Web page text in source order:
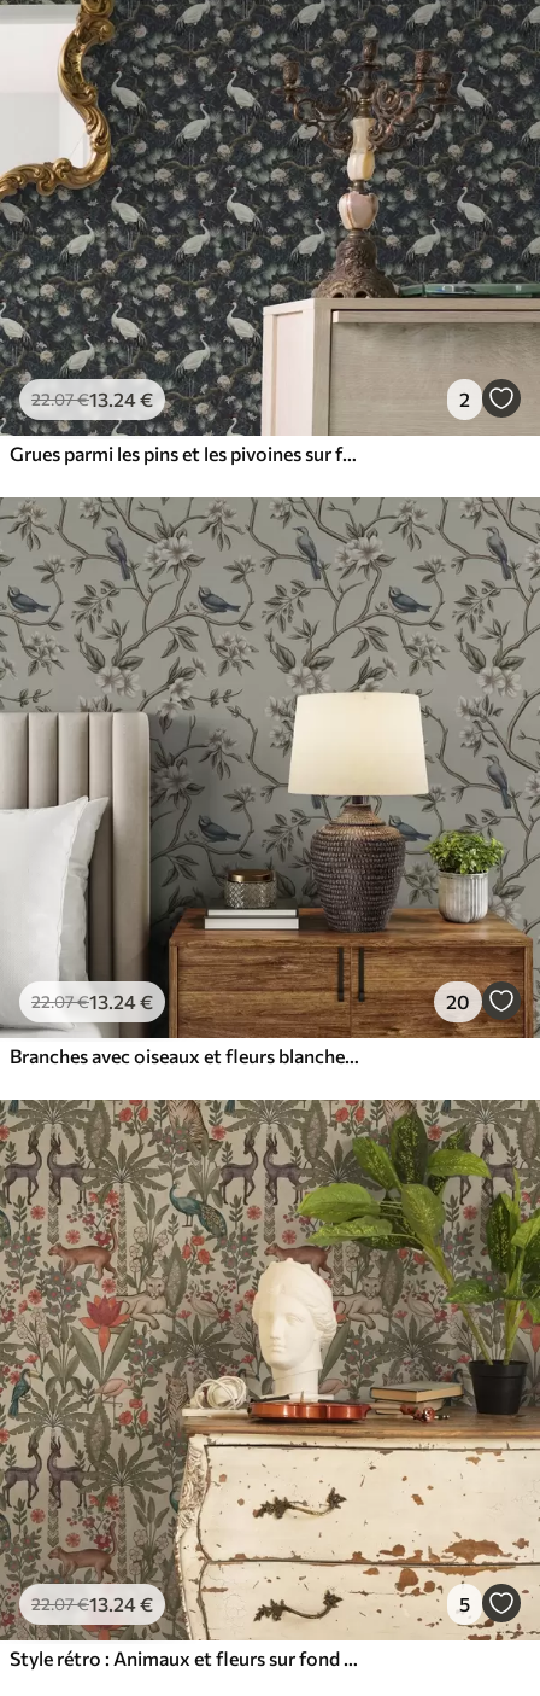
22.07€13.24€ 2
Grues parmi les pins et les pivoines sur fond sombre
22.07€13.24€ 20
Branches avec oiseaux et fleurs blanches sur un fond délicat
22.07€13.24€ 5
Style rétro : Animaux et fleurs sur fond vintage